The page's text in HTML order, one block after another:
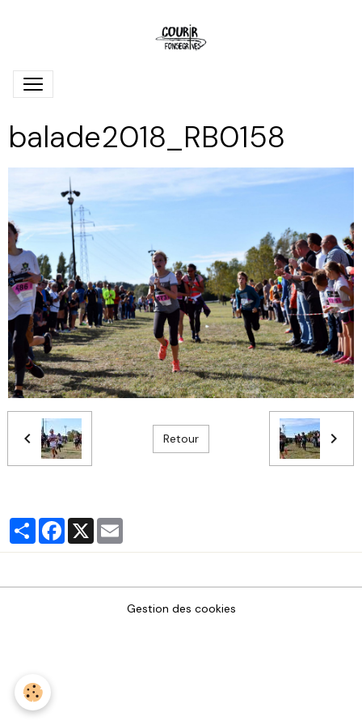
balade2018_RB0158
Retour
PartagerFacebook
X
Gestion des cookies